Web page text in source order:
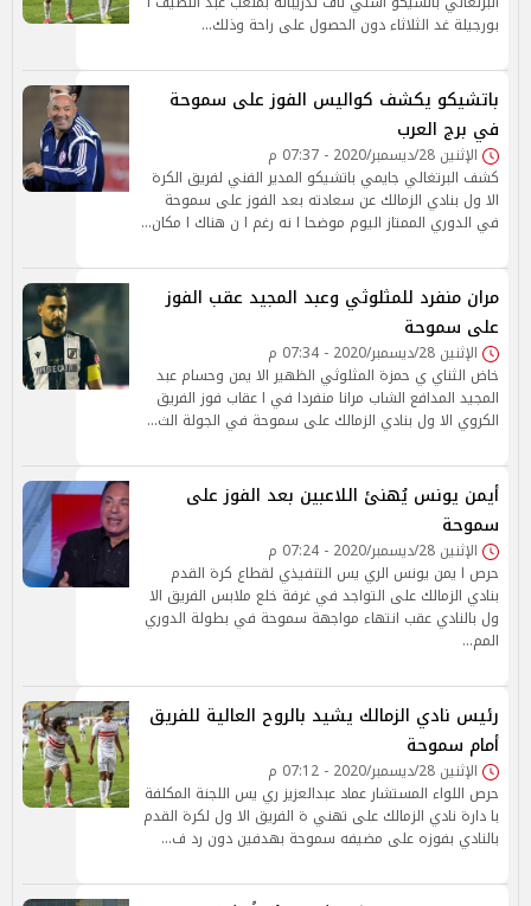
بورجيلة غد الثلاثاء دون الحصول على راحة وذلك…
باتشيكو يكشف كواليس الفوز على سموحة
في برج العرب
الإثنين 28/ديسمبر/2020 - 07:37 م
كشف البرتغالي جايمي باتشيكو المدير الفني لفريق الكرة
الا ول بنادي الزمالك عن سعادته بعد الفوز على سموحة
في الدوري الممتاز اليوم موضحا ا نه رغم ا ن هناك ا مكان…
مران منفرد للمثلوثي وعبد المجيد عقب الفوز
على سموحة
الإثنين 28/ديسمبر/2020 - 07:34 م
خاض الثناي ي حمزة المثلوثي الظهير الا يمن وحسام عبد
المجيد المدافع الشاب مرانا منفردا في ا عقاب فوز الفريق
الكروي الا ول بنادي الزمالك على سموحة في الجولة الث…
أيمن يونس يُهنئ اللاعبين بعد الفوز على
سموحة
الإثنين 28/ديسمبر/2020 - 07:24 م
حرص ا يمن يونس الري يس التنفيذي لقطاع كرة القدم
بنادي الزمالك على التواجد في غرفة خلع ملابس الفريق الا
ول بالنادي عقب انتهاء مواجهة سموحة في بطولة الدوري
المم…
رئيس نادي الزمالك يشيد بالروح العالية للفريق
أمام سموحة
الإثنين 28/ديسمبر/2020 - 07:12 م
حرص اللواء المستشار عماد عبدالعزيز ري يس اللجنة المكلفة
با دارة نادي الزمالك على تهني ة الفريق الا ول لكرة القدم
بالنادي بفوزه على مضيفه سموحة بهدفين دون رد ف…